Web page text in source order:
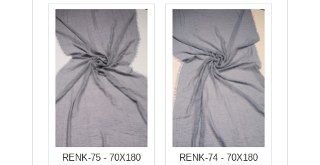
RENK-75 - 70X180 RENK-74 - 70X180